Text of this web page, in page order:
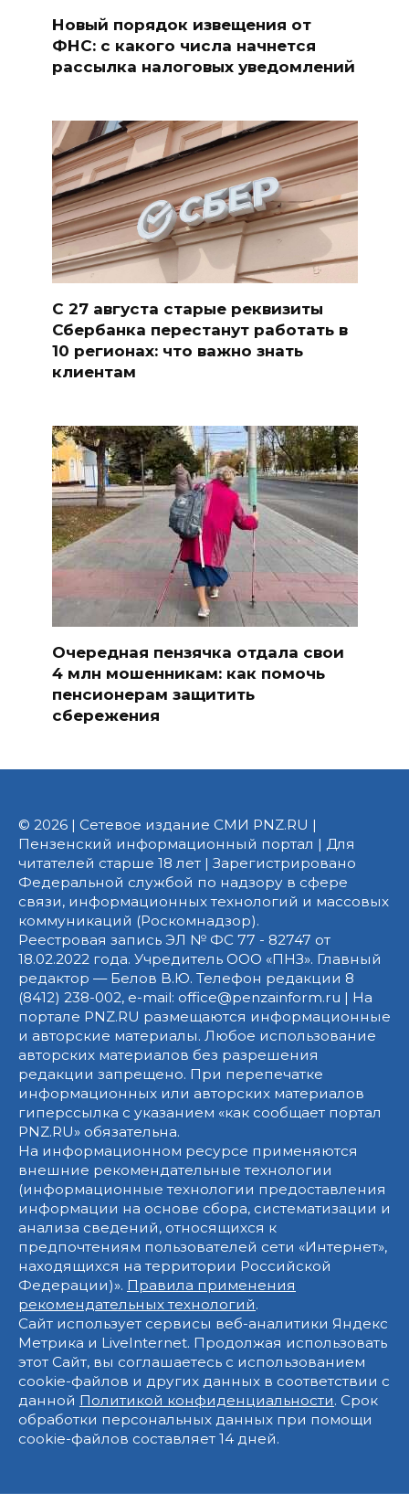
Новый порядок извещения от
ФНС: с какого числа начнется
рассылка налоговых уведомлений
С 27 августа старые реквизиты
Сбербанка перестанут работать в
10 регионах: что важно знать
клиентам
Очередная пензячка отдала свои
4 млн мошенникам: как помочь
пенсионерам защитить
сбережения
© 2026 | Сетевое издание СМИ PNZ.RU |
Пензенский информационный портал | Для
читателей старше 18 лет | Зарегистрировано
Федеральной службой по надзору в сфере
связи, информационных технологий и массовых
коммуникаций (Роскомнадзор).
Реестровая запись ЭЛ № ФС 77 - 82747 от
18.02.2022 года. Учредитель ООО «ПНЗ». Главный
редактор — Белов В.Ю. Телефон редакции 8
(8412) 238-002, e-mail: office@penzainform.ru | На
портале PNZ.RU размещаются информационные
и авторские материалы. Любое использование
авторских материалов без разрешения
редакции запрещено. При перепечатке
информационных или авторских материалов
гиперссылка с указанием «как сообщает портал
PNZ.RU» обязательна.
На информационном ресурсе применяются
внешние рекомендательные технологии
(информационные технологии предоставления
информации на основе сбора, систематизации и
анализа сведений, относящихся к
предпочтениям пользователей сети «Интернет»,
находящихся на территории Российской
Федерации)». Правила применения
рекомендательных технологий.
Сайт использует сервисы веб-аналитики Яндекс
Метрика и LiveInternet. Продолжая использовать
этот Сайт, вы соглашаетесь с использованием
cookie-файлов и других данных в соответствии с
данной Политикой конфиденциальности. Срок
обработки персональных данных при помощи
cookie-файлов составляет 14 дней.